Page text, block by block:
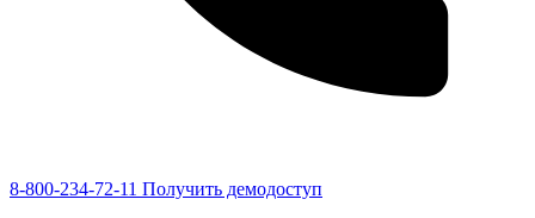
8-800-234-72-11 Получить демодоступ